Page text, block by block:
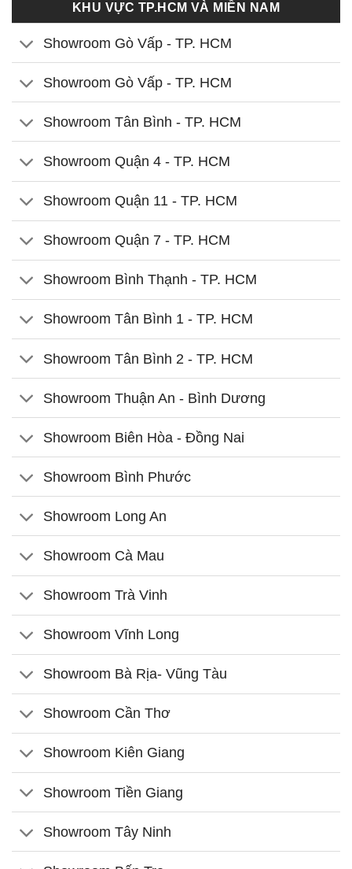
KHU VỰC TP.HCM VÀ MIỀN NAM
Showroom Gò Vấp - TP. HCM
Showroom Gò Vấp - TP. HCM
Showroom Tân Bình - TP. HCM
Showroom Quận 4 - TP. HCM
Showroom Quận 11 - TP. HCM
Showroom Quận 7 - TP. HCM
Showroom Bình Thạnh - TP. HCM
Showroom Tân Bình 1 - TP. HCM
Showroom Tân Bình 2 - TP. HCM
Showroom Thuận An - Bình Dương
Showroom Biên Hòa - Đồng Nai
Showroom Bình Phước
Showroom Long An
Showroom Cà Mau
Showroom Trà Vinh
Showroom Vĩnh Long
Showroom Bà Rịa- Vũng Tàu
Showroom Cần Thơ
Showroom Kiên Giang
Showroom Tiền Giang
Showroom Tây Ninh